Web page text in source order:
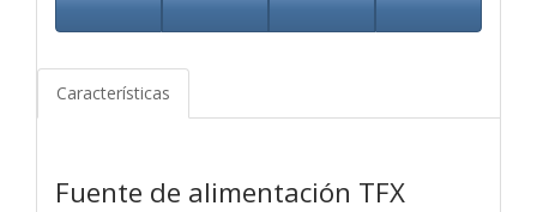
Características
Fuente de alimentación TFX